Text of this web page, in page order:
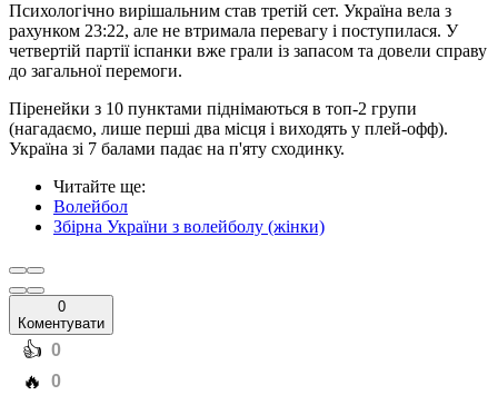
Психологічно вирішальним став третій сет. Україна вела з
рахунком 23:22, але не втримала перевагу і поступилася. У
четвертій партії іспанки вже грали із запасом та довели справу
до загальної перемоги.
Піренейки з 10 пунктами піднімаються в топ-2 групи
(нагадаємо, лише перші два місця і виходять у плей-офф).
Україна зі 7 балами падає на п'яту сходинку.
Читайте ще:
Волейбол
Збірна України з волейболу (жінки)
0
Коментувати
️👍 0
️🔥 0